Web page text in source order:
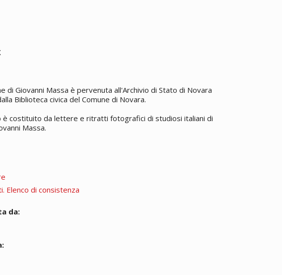
di Giovanni Massa è pervenuta all'Archivio di Stato di Novara
Biblioteca civica del Comune di Novara.
è costituito da lettere e ritratti fotografici di studiosi italiani di
Massa.
Elenco di consistenza
da: